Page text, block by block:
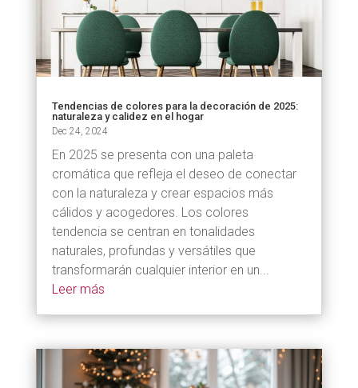
Tendencias de colores para la decoración de 2025:
naturaleza y calidez en el hogar
Dec 24, 2024
En 2025 se presenta con una paleta
cromática que refleja el deseo de conectar
con la naturaleza y crear espacios más
cálidos y acogedores. Los colores
tendencia se centran en tonalidades
naturales, profundas y versátiles que
transformarán cualquier interior en un...
Leer más